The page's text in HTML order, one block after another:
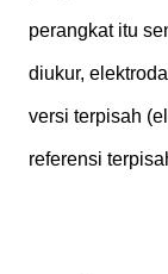
perangkat itu
diukur,
versi terpisah
referensi